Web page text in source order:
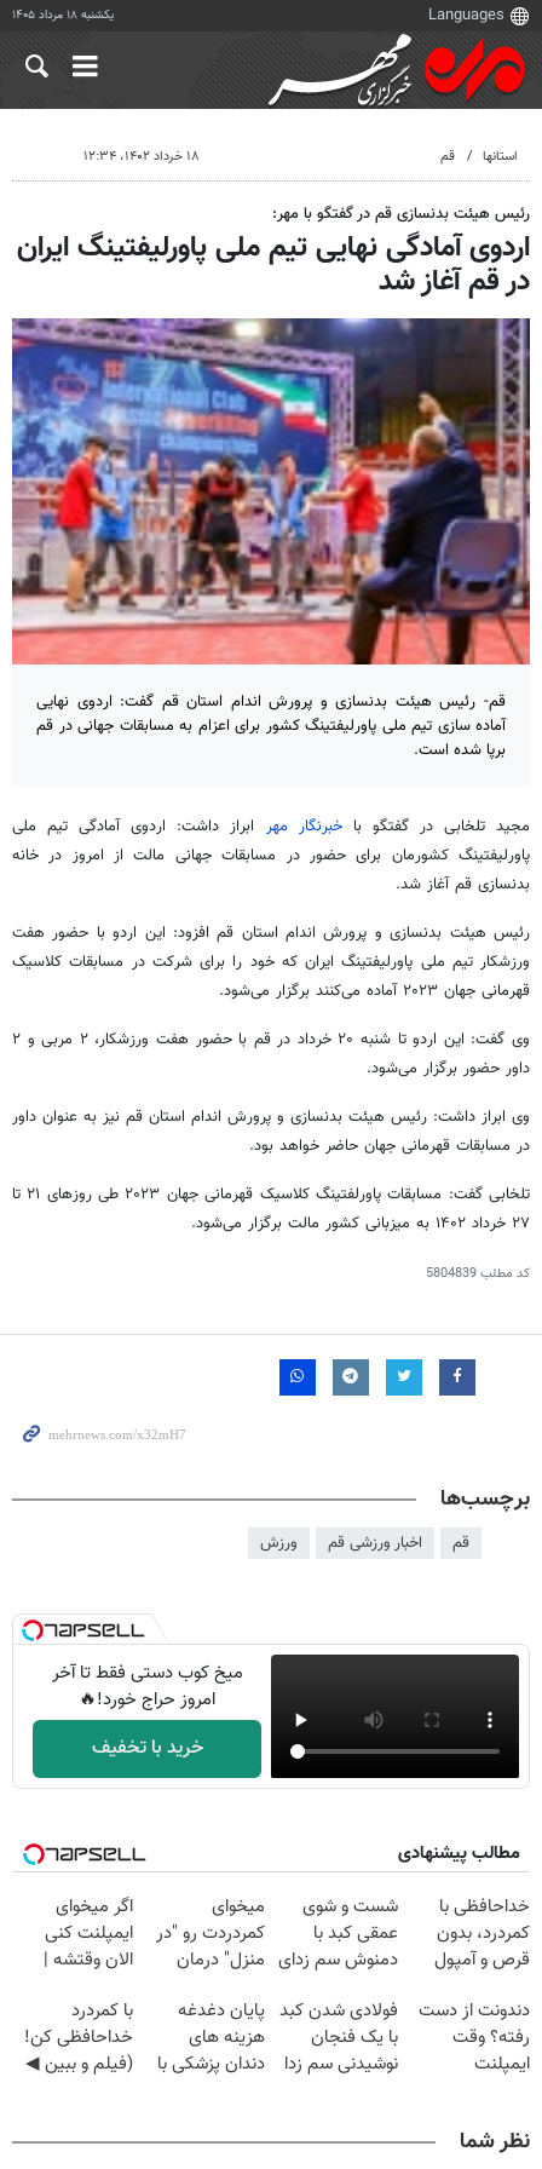
یکشنبه ۱۸ مرداد ۱۴۰۵
استانها قم ۱۸ خرداد ۱۴۰۲، ۱۲:۳۴
رئیس هیئت بدنسازی قم در گفتگو با مهر:
اردوی آمادگی نهایی تیم ملی پاورلیفتینگ ایران
در قم آغاز شد
قم- رئیس هیئت بدنسازی و پرورش اندام استان قم گفت: اردوی نهایی
آماده سازی تیم ملی پاورلیفتینگ کشور برای اعزام به مسابقات جهانی در قم
برپا شده است.
مجید تلخابی در گفتگو باخبرنگار مهر ابراز داشت: اردوی آمادگی تیم ملی
پاورلیفتینگ کشورمان برای حضور در مسابقات جهانی مالت از امروز در خانه
بدنسازی قم آغاز شد.
رئیس هیئت بدنسازی و پرورش اندام استان قم افزود: این اردو با حضور هفت
ورزشکار تیم ملی پاورلیفتینگ ایران که خود را برای شرکت در مسابقات کلاسیک
قهرمانی جهان ۲۰۲۳ آماده می‌کنند برگزار می‌شود.
وی گفت: این اردو تا شنبه ۲۰ خرداد در قم با حضور هفت ورزشکار، ۲ مربی و ۲
داور حضور برگزار می‌شود.
وی ابراز داشت: رئیس هیئت بدنسازی و پرورش اندام استان قم نیز به عنوان داور
در مسابقات قهرمانی جهان حاضر خواهد بود.
تلخابی گفت: مسابقاتپاورلفتینگ
کلاسیک قهرمانی جهان ۲۰۲۳ طی روزهای ۲۱ تا
۲۷ خرداد ۱۴۰۲ به میزبانی کشور مالت برگزار می‌شود.
کد مطلب5804839
برچسب‌ها
قم اخبار ورزشی قم ورزش
میخ کوب دستی فقط تا آخر
امروز حراج خورد!🔥
خرید با تخفیف
مطالب پیشنهادی
خداحافظی با
کمردرد، بدون
قرص و آمپول
شست و شوی
عمقی کبد با
دمنوش سم زدای
میخوای
کمردردت رو "در
منزل" درمان
◂پرسش‌نامه)
اگر میخوای
ایمپلنت کنی
الان وقتشه |
میلیون تومان!!!
دندونت از دست
رفته؟ وقت
ایمپلنت
فولادی شدن کبد
با یک فنجان
نوشیدنی سم زدا
پایان دغدغه
هزینه های
دندان پزشکی با
با کمردرد
خداحافظی کن!
(فیلم و ببین ◀
نظر شما